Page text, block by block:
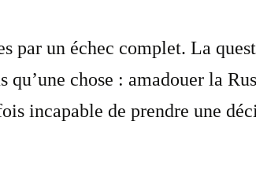
par un échec complet. La
chose : amadouer la
incapable de prendre une